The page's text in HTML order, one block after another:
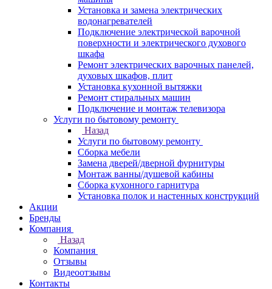
Установка и замена электрических
водонагревателей
Подключение электрической варочной
поверхности и электрического духового
шкафа
Ремонт электрических варочных панелей,
духовых шкафов, плит
Установка кухонной вытяжки
Ремонт стиральных машин
Подключение и монтаж телевизора
Услуги по бытовому ремонту
Назад
Услуги по бытовому ремонту
Сборка мебели
Замена дверей/дверной фурнитуры
Монтаж ванны/душевой кабины
Сборка кухонного гарнитура
Установка полок и настенных конструкций
Акции
Бренды
Компания
Назад
Компания
Отзывы
Видеоотзывы
Контакты